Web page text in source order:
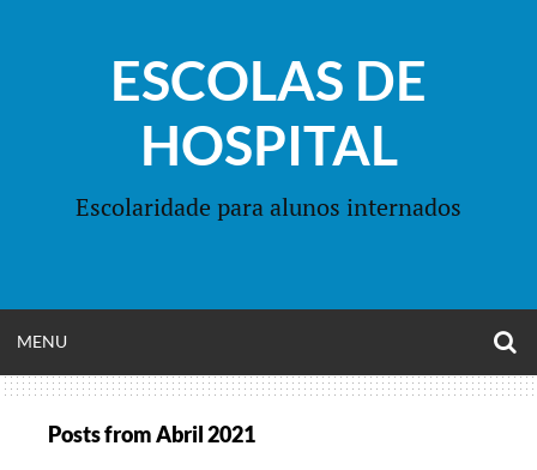
ESCOLAS DE
HOSPITAL
Escolaridade para alunos internados
MENU
MENU
Posts fromAbril 2021